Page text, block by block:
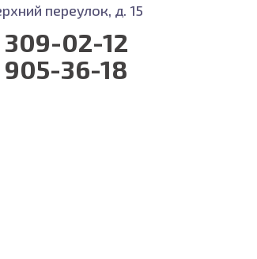
переулок, д. 15
309-02-12
905-36-18